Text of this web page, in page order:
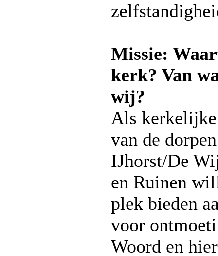
Missie:
kerk? Van
wij?
Als kerkelijke
van de
IJhorst/De
en Ruinen
plek bieden
voor
Woord en